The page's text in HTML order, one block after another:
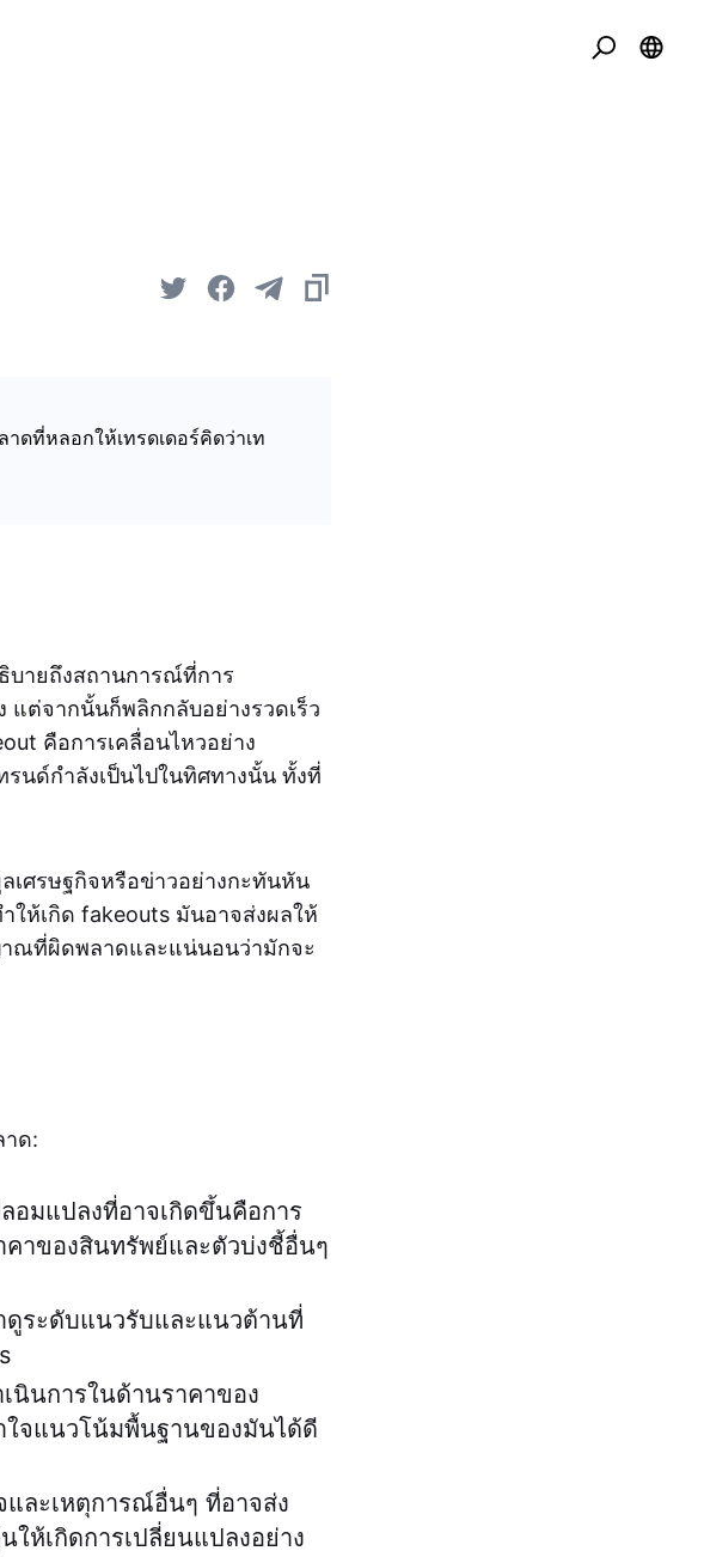
ดที่หลอกให้เทรดเดอร์คิดว่าเท
บายถึงสถานการณ์ที่การ
แต่จากนั้นก็พลิกกลับอย่างรวดเร็ว
คือการเคลื่อนไหวอย่าง
นด์กำลังเป็นไปในทิศทางนั้น ทั้งที่
เศรษฐกิจหรือข่าวอย่างกะทันหัน
ให้เกิด fakeouts มันอาจส่งผลให้
ณที่ผิดพลาดและแน่นอนว่ามักจะ
าด:
อมแปลงที่อาจเกิดขึ้นคือการ
คาของสินทรัพย์และตัวบ่งชี้อื่นๆ
ดูระดับแนวรับและแนวต้านที่
เนินการในด้านราคาของ
ใจแนวโน้มพื้นฐานของมันได้ดี
และเหตุการณ์อื่นๆ ที่อาจส่ง
ห้เกิดการเปลี่ยนแปลงอย่าง